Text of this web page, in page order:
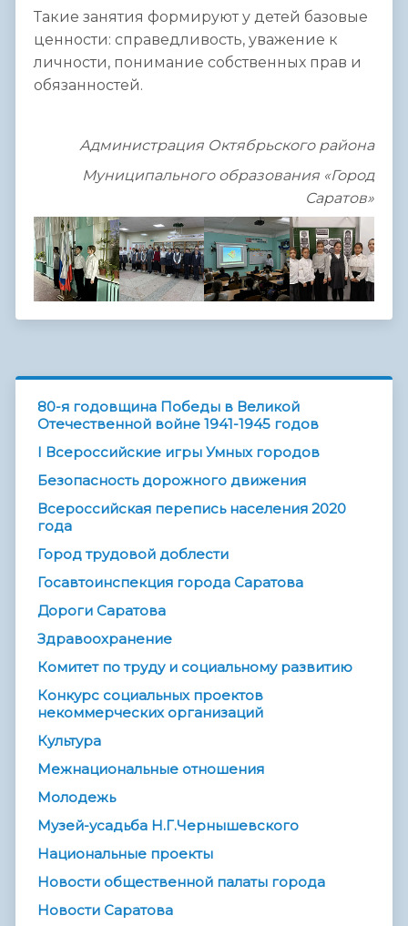
Такие занятия формируют у детей базовые
ценности: справедливость, уважение к
личности, понимание собственных прав и
обязанностей.
Администрация Октябрьского района
Муниципального образования «Город
Саратов»
80-я годовщина Победы в Великой
Отечественной войне 1941-1945 годов
I Всероссийские игры Умных городов
Безопасность дорожного движения
Всероссийская перепись населения 2020
года
Город трудовой доблести
Госавтоинспекция города Саратова
Дороги Саратова
Здравоохранение
Комитет по труду и социальному развитию
Конкурс социальных проектов
некоммерческих организаций
Культура
Межнациональные отношения
Молодежь
Музей-усадьба Н.Г.Чернышевского
Национальные проекты
Новости общественной палаты города
Новости Саратова